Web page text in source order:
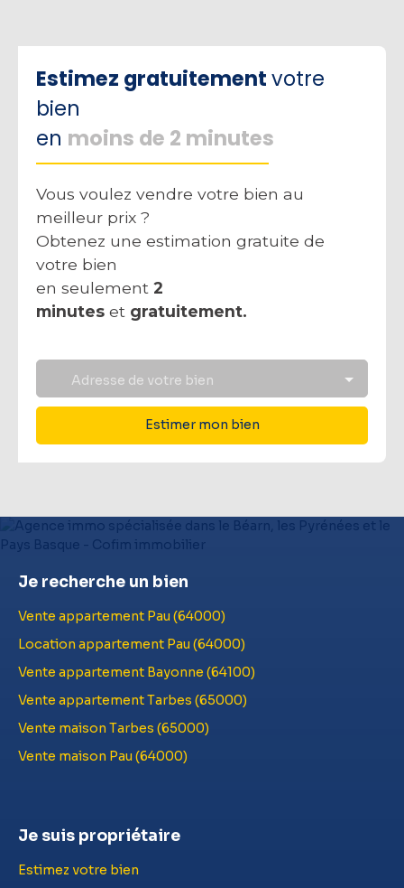
Estimez gratuitementvotre
bien
en moins de 2 minutes
Vous voulez vendre votre bien au
meilleur prix ?
Obtenez une estimation gratuite de
votre bien
en seulement 2
minutes et gratuitement.
Adresse de votre bien
Estimer mon bien
Je recherche un bien
Vente appartement Pau (64000)
Location appartement Pau (64000)
Vente appartement Bayonne (64100)
Vente appartement Tarbes (65000)
Vente maison Tarbes (65000)
Vente maison Pau (64000)
Je suis propriétaire
Estimez votre bien